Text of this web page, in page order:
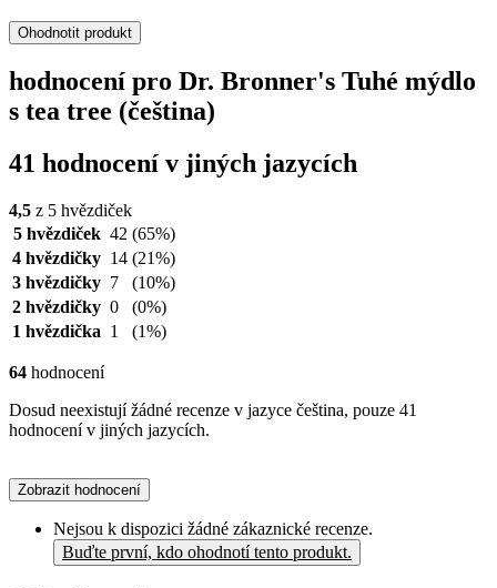
Ohodnotit produkt
hodnocení pro Dr. Bronner's Tuhé mýdlo
s tea tree (čeština)
41 hodnocení v jiných jazycích
4,5 z 5 hvězdiček
5 hvězdiček 42 (65%)
4 hvězdičky 14 (21%)
3 hvězdičky 7
(10%)
2 hvězdičky 0
(0%)
1 hvězdička 1 (1%)
64 hodnocení
Dosud neexistují žádné recenze v jazyce čeština, pouze 41
hodnocení v jiných jazycích.
Zobrazit hodnocení
Nejsou k dispozici žádné zákaznické recenze.
Buďte první, kdo ohodnotí tento produkt.